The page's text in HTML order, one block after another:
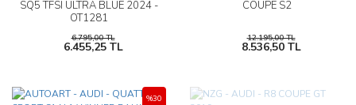
SQ5 TFSI ULTRA BLUE 2024 -
OT1281
6.795,00 TL
6.455,25 TL
COUPE S2
12.195,00 TL
8.536,50 TL
%30